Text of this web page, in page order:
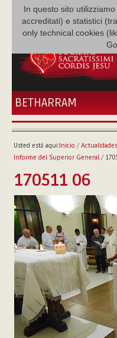
In questo sito
accreditati) e statistici
only technical cookies
BETHARRAM
INICIO
BETHARRAM
MISIÓN
NEF
MULTIMEDIA
P. AUGUSTO
Usted está aquí:Inicio / Actualidades
Informe del Superior General/
170511 06